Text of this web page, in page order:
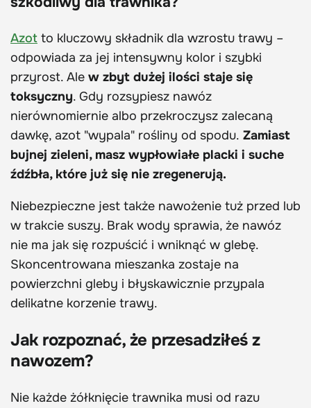
Azot to kluczowy składnik dla wzrostu trawy –
odpowiada za jej intensywny kolor i szybki
przyrost. Ale w zbyt dużej ilości staje się
toksyczny. Gdy rozsypiesz nawóz
nierównomiernie albo przekroczysz zalecaną
dawkę, azot "wypala" rośliny od spodu. Zamiast
bujnej zieleni, masz wypłowiałe placki i suche
źdźbła, które już się nie zregenerują.
Niebezpieczne jest także nawożenie tuż przed lub
w trakcie suszy. Brak wody sprawia, że nawóz
nie ma jak się rozpuścić i wniknąć w glebę.
Skoncentrowana mieszanka zostaje na
powierzchni gleby i błyskawicznie przypala
delikatne korzenie trawy.
Jak rozpoznać, że przesadziłeś z
nawozem?
Nie każde żółknięcie trawnika musi od razu